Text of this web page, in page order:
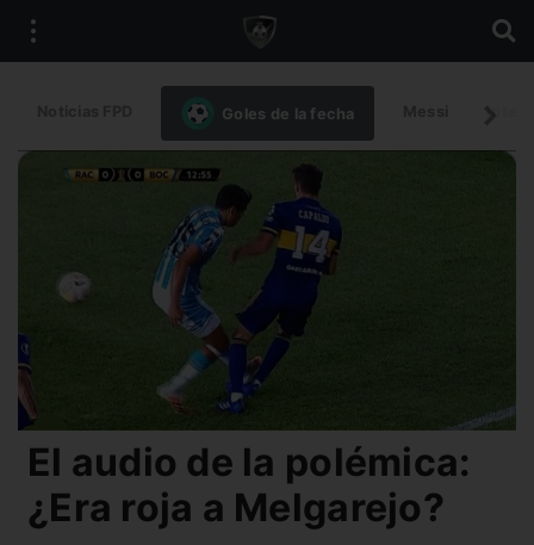
Goles de la fecha
El audio de la polémica:
¿Era roja a Melgarejo?